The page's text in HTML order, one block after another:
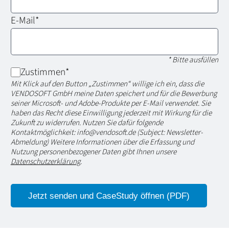
E-Mail*
* Bitte ausfüllen
Zustimmen*
Mit Klick auf den Button „Zustimmen“ willige ich ein, dass die
VENDOSOFT GmbH meine Daten speichert und für die Bewerbung
seiner Microsoft- und Adobe-Produkte per E-Mail verwendet. Sie
haben das Recht diese Einwilligung jederzeit mit Wirkung für die
Zukunft zu widerrufen. Nutzen Sie dafür folgende
Kontaktmöglichkeit: info@vendosoft.de (Subject: Newsletter-
Abmeldung) Weitere Informationen über die Erfassung und
Nutzung personenbezogener Daten gibt Ihnen unsere
Datenschutzerklärung.